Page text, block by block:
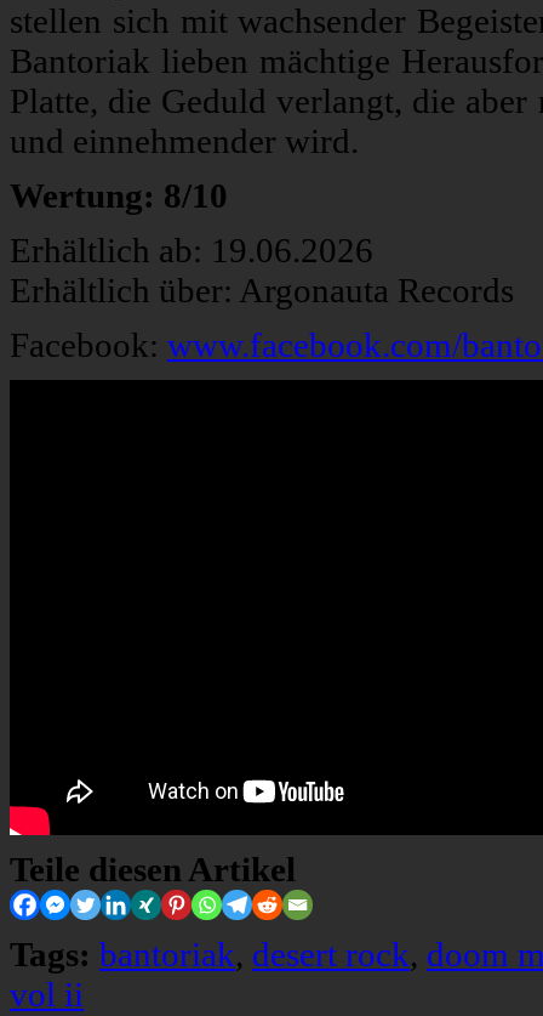
stellen sich mit wachsender
Bantoriak lieben mächtige
Platte, die Geduld verlangt, die
und einnehmender wird.
Wertung: 8/10
Erhältlich ab: 19.06.2026
Erhältlich über: Argonauta Records
Facebook: www.facebook.com/
Teile diesen Artikel
Tags: bantoriak, desert rock, doom
vol ii